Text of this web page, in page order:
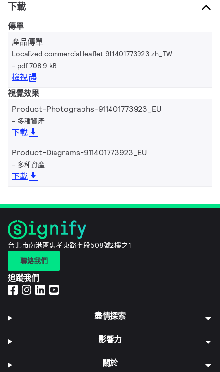
下載
傳單
產品傳單
Localized commercial leaflet 911401773923 zh_TW
pdf 708.9 kB
檢視
視覺效果
Product-Photographs-911401773923_EU
多種資產
下載
Product-Diagrams-911401773923_EU
多種資產
下載
台北市南港區忠孝東路七段508號2樓之1
聯絡我們
追蹤我們
盡情探索
影響力
關於